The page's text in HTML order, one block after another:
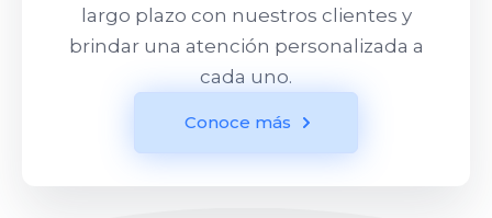
largo plazo con nuestros clientes y
brindar una atención personalizada a
cada uno.
Conoce más